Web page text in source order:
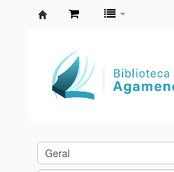
Agamenon
Magalhães